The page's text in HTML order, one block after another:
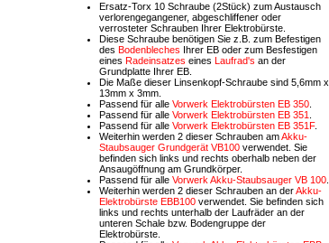
Ersatz-Torx 10 Schraube (2Stück) zum Austausch
verlorengegangener, abgeschliffener oder
verrosteter Schrauben Ihrer Elektrobürste.
Diese Schraube benötigen Sie z.B. zum Befestigen
des Bodenbleches Ihrer EB oder zum Besfestigen
eines Radeinsatzes eines Laufrad's an der
Grundplatte Ihrer EB.
Die Maße dieser Linsenkopf-Schraube sind 5,6mm x
13mm x 3mm.
Passend für alle Vorwerk Elektrobürsten EB 350
Passend für alle Vorwerk Elektrobürsten EB 351
Passend für alle Vorwerk Elektrobürsten EB 351F.
Weiterhin werden 2 dieser Schrauben amAkku-
Staubsauger Grundgerät VB100 verwendet. Sie
befinden sich links und rechts oberhalb neben der
Ansaugöffnung am Grundkörper.
Passend für alle Vorwerk Akku-Staubsauger VB 100
Weiterhin werden 2 dieser Schrauben an derAkku-
Elektrobürste EBB100 verwendet. Sie befinden sich
links und rechts unterhalb der Laufräder an der
unteren Schale bzw. Bodengruppe der
Elektrobürste.